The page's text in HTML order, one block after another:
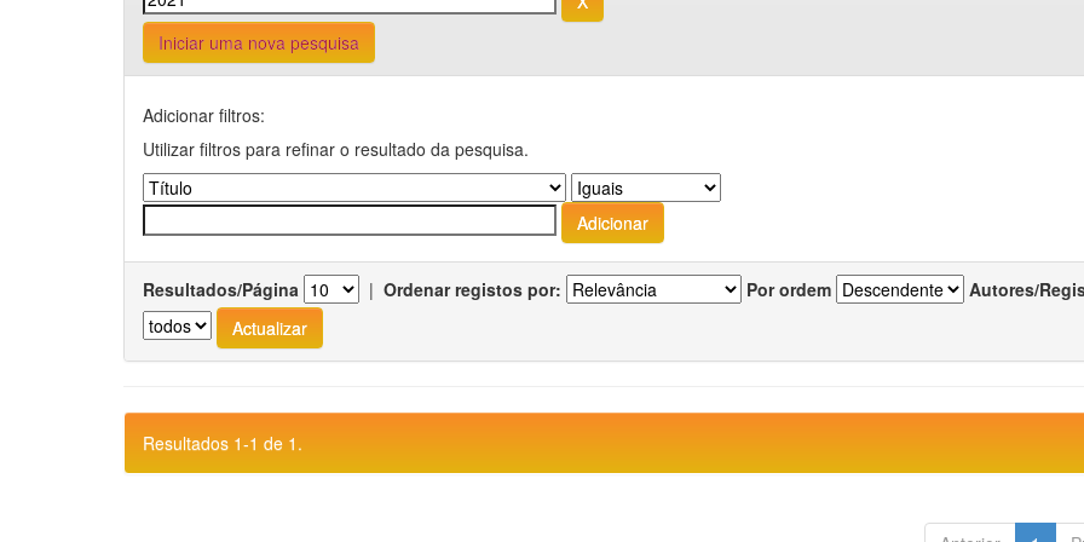
Iniciar uma nova pesquisa
Adicionar filtros:
Utilizar filtros para refinar o resultado da pesquisa.
Resultados/Página | Ordenar registos por: Por ordem Autores/
Resultados 1-1 de 1.